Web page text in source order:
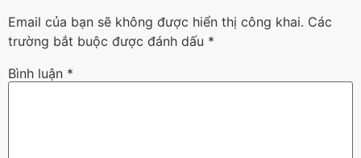
Email của bạn sẽ không được hiển thị công khai. Các
trường bắt buộc được đánh dấu *
Bình luận *